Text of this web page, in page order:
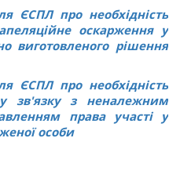
ЄСПЛ про необхідність
оскарження у
виготовленого рішення
ЄСПЛ про необхідність
у зв'язку з неналежним
права участі у
особи